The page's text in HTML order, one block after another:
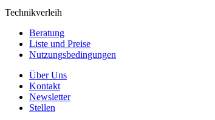
Technikverleih
Beratung
Liste und Preise
Nutzungsbedingungen
Über Uns
Kontakt
Newsletter
Stellen